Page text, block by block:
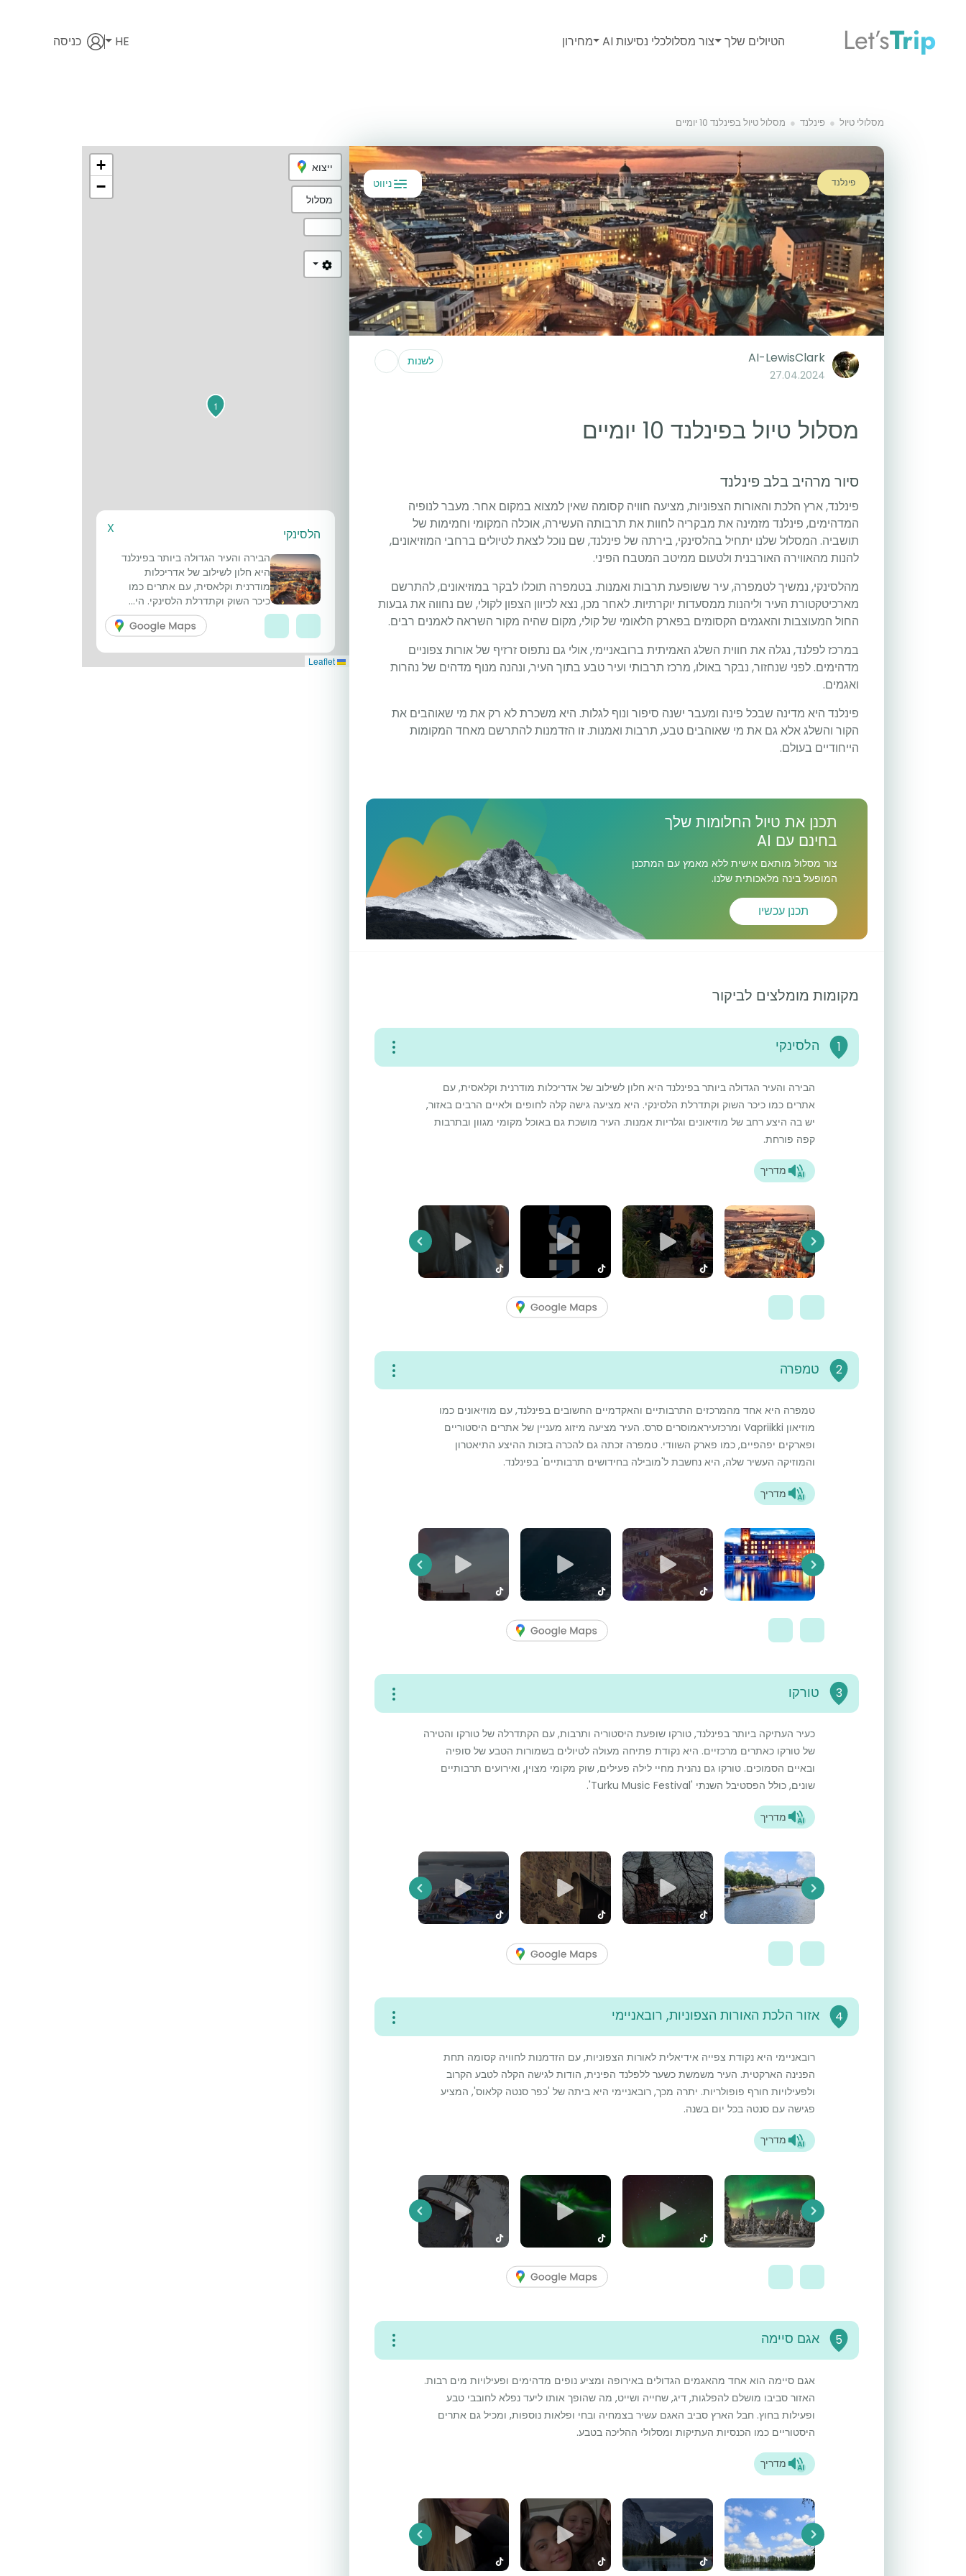
Let’sTrip הטיולים שלך צור מסלולכלי נסיעות AI מחירון HE כניסה
מסלולי טיול פינלנד מסלול טיול בפינלנד 10 יומיים
ניווט פינלנד
AI-LewisClark
27.04.2024
לשנות
מסלול טיול בפינלנד 10 יומיים
סיור מרהיב בלב פינלנד
פינלנד, ארץ הלכת והאורות הצפוניות, מציעה חוויה קסומה שאין למצוא במקום אחר. מעבר לנופיה
המדהימים, פינלנד מזמינה את מבקריה לחוות את תרבותה העשירה, אוכלה המקומי וחמימות של
תושביה. המסלול שלנו יתחיל בהלסינקי, בירתה של פינלנד, שם נוכל לצאת לטיולים ברחבי המוזיאונים,
להנות מהאווירה האורבנית ולטעום ממיטב המטבח הפיני.
מהלסינקי, נמשיך לטמפרה, עיר ששופעת תרבות ואמנות. בטמפרה תוכלו לבקר במוזיאונים, להתרשם
מארכיטקטורת העיר וליהנות ממסעדות יוקרתיות. לאחר מכן, נצא לכיוון הצפון לקולי, שם נחווה את גבעות
החול המעוצבות והאגמים הקסומים בפארק הלאומי של קולי, מקום שהיה מקור השראה לאמנים רבים.
במרכז לפלנד, נגלה את חווית השלג האמיתית ברובאניימי, אולי גם נתפוס זרזיף של אורות צפוניים
מדהימים. לפני שנחזור, נבקר באולו, מרכז תרבותי ועיר טבע בתוך העיר, ונהנה מנוף מדהים של נהרות
ואגמים.
פינלנד היא מדינה שבכל פינה ומעבר ישנה סיפור ונוף לגלות. היא משכרת לא רק את מי שאוהבים את
הקור והשלג אלא גם את מי שאוהבים טבע, תרבות ואמנות. זו הזדמנות להתרשם מאחד המקומות
הייחודיים בעולם.
תכנן את טיול החלומות שלך
בחינם עם AI
צור מסלול מותאם אישית ללא מאמץ עם המתכנן
המופעל בינה מלאכותית שלנו.
תכנן עכשיו
מקומות מומלצים לביקור
1 הלסינקי
הבירה והעיר הגדולה ביותר בפינלנד היא חלון לשילוב של אדריכלות מודרנית וקלאסית, עם
אתרים כמו כיכר השוק וקתדרלת הלסינקי. היא מציעה גישה קלה לחופים ולאיים הרבים באזור,
יש בה היצע רחב של מוזיאונים וגלריות אמנות. העיר מושכת גם באוכל מקומי מגוון ובתרבות
קפה פורחת.
מדריך
Previous Next
2 טמפרה
טמפרה היא אחד מהמרכזים התרבותיים והאקדמיים החשובים בפינלנד, עם מוזיאונים כמו
מוזיאון Vapriikki ומרכזעיראמוסרים סרס. העיר מציעה מיזוג מעניין של אתרים היסטוריים
ופארקים יפהפיים, כמו פארק השוודי. טמפרה זכתה גם להכרה בזכות ההיצע התיאטרון
והמוזיקה העשיר שלה, היא נחשבת ל'מובילה בחידושים תרבותיים' בפינלנד.
מדריך
Previous Next
3 טורקו
כעיר העתיקה ביותר בפינלנד, טורקו שופעת היסטוריה ותרבות, עם הקתדרלה של טורקו והטירה
של טורקו כאתרים מרכזיים. היא נקודת פתיחה מעולה לטיולים בשמורות הטבע של סופיה
ובאיים הסמוכים. טורקו גם נהנית מחיי לילה פעילים, שוק מקומי מצוין, ואירועים תרבותיים
שונים, כולל הפסטיבל השנתי 'Turku Music Festival'.
מדריך
Previous Next
4 אזור הלכת האורות הצפוניות, רובאניימי
רובאניימי היא נקודת צפייה אידיאלית לאורות הצפוניות, עם הזדמנות לחוויה קסומה תחת
הפנינה הארקטית. העיר משמשת כשער ללפלנד הפינית, הודות לגישה הקלה לטבע הקרוב
ולפעילויות חורף פופולריות. יתרה מכך, רובאניימי היא ביתה של 'כפר סנטה קלאוס', המציע
פגישה עם סנטה בכל יום בשנה.
מדריך
Previous Next
5 אגם סיימה
אגם סיימה הוא אחד מהאגמים הגדולים באירופה ומציע נופים מדהימים ופעילויות מים רבות.
האזור סביבו מושלם להפלגות, דיג, שחייה ושייט, מה שהופך אותו ליעד נפלא לחובבי טבע
ופעילות בחוץ. חבל הארץ סביב האגם עשיר בצמחיה ובחי ופלאות נוספות, ומכיל גם אתרים
היסטוריים כמו הכנסיות העתיקות ומסלולי ההליכה בטבע.
מדריך
Previous Next
1
+
−
ייצוא
מסלול
X הלסינקי
הבירה והעיר הגדולה ביותר בפינלנד
היא חלון לשילוב של אדריכלות
מודרנית וקלאסית, עם אתרים כמו
כיכר השוק וקתדרלת הלסינקי. הי...